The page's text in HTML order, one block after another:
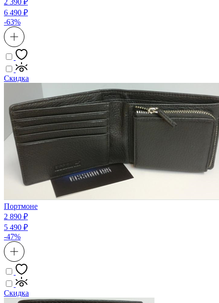
6 490 ₽
-63%
Скидка
Портмоне
2 890 ₽
5 490 ₽
-47%
Скидка